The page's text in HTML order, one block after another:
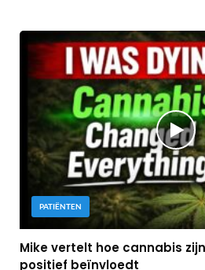
PATIËNTEN
Mike vertelt hoe cannabis
positief beïnvloedt